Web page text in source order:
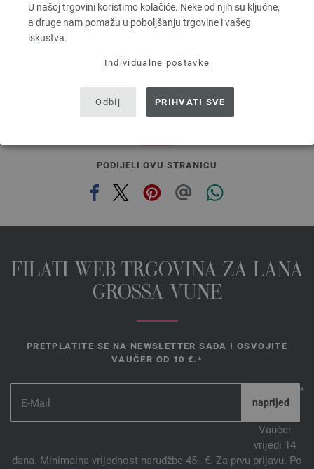
U našoj trgovini koristimo kolačiće. Neke od njih su ključne,
a druge nam pomažu u poboljšanju trgovine i vašeg
iskustva.
Individualne postavke
Odbij PRIHVATI SVE
Većina igle: 7 - 8
3,78 €
PODIJELI OVU STRANICU
FILATI WEB TRGOVINA ZA LANA
GROSSA VUNE
PRETPLATITE SE NA NEWSLETTER SADA I OSVOJITE
VAUČER OD 10 €.*
*
Vaučer
vrijedi 14
dana. Minimalna vrijednost narudžbe 45,- €. Za prvu prijavu. Po